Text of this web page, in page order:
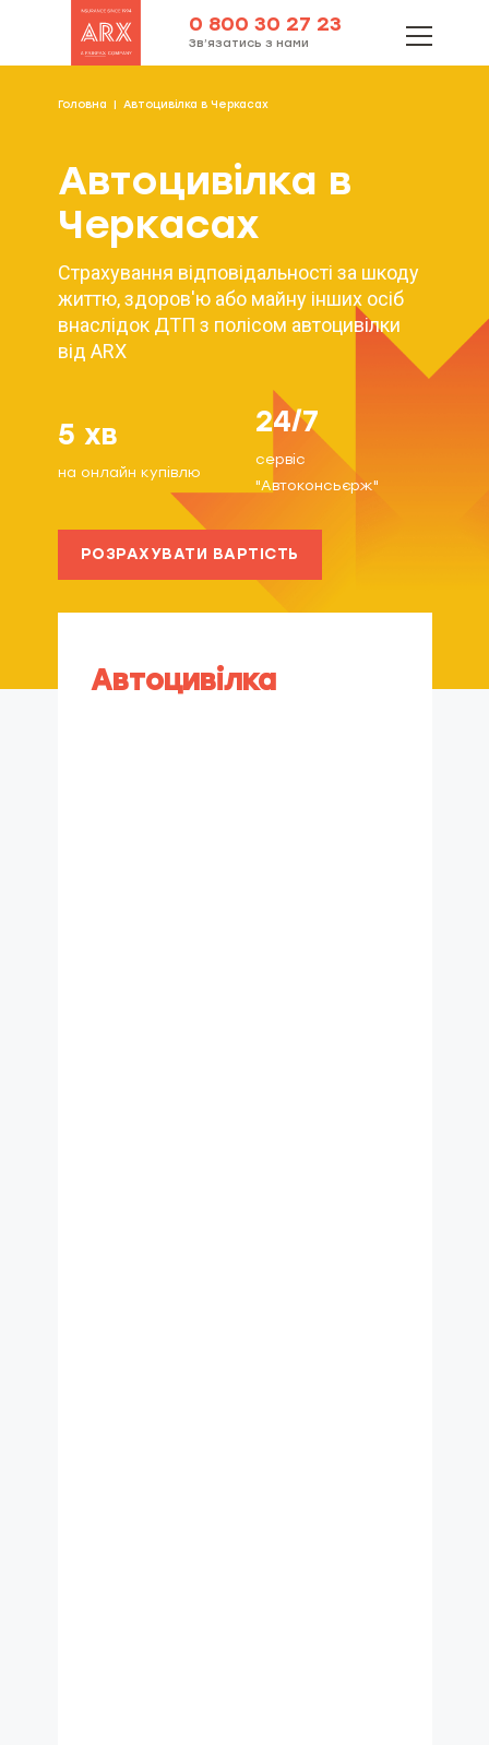
0 800 30 27 23
Зв’язатись з нами
Головна Автоцивілка в Черкасах
Автоцивілка в
Черкасах
Страхування відповідальності за шкоду
життю, здоров'ю або майну інших осіб
внаслідок ДТП з полісом автоцивілки
від ARX
5 хв
на онлайн купівлю
24/7
сервіс
"Автоконсьєрж"
РОЗРАХУВАТИ ВАРТІСТЬ
Автоцивілка